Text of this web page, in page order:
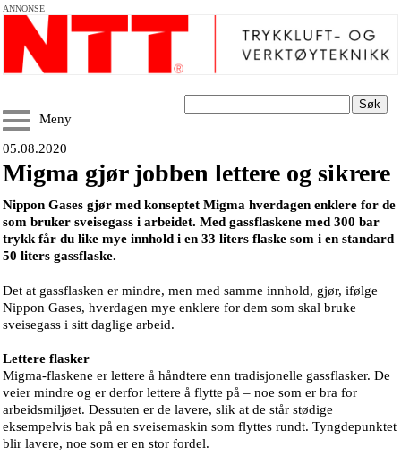
ANNONSE
Søk
Meny
05.08.2020
Migma gjør jobben lettere og sikrere
Nippon Gases gjør med konseptet Migma hverdagen enklere for de
som bruker sveisegass i arbeidet. Med gassflaskene med 300 bar
trykk får du like mye innhold i en 33 liters flaske som i en standard
50 liters gassflaske.
Det at gassflasken er mindre, men med samme innhold, gjør, ifølge
Nippon Gases, hverdagen mye enklere for dem som skal bruke
sveisegass i sitt daglige arbeid.
Lettere flasker
Migma-flaskene er lettere å håndtere enn tradisjonelle gassflasker. De
veier mindre og er derfor lettere å flytte på – noe som er bra for
arbeidsmiljøet. Dessuten er de lavere, slik at de står stødige
eksempelvis bak på en sveisemaskin som flyttes rundt. Tyngdepunktet
blir lavere, noe som er en stor fordel.